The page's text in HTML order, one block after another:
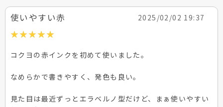
使いやすい赤 2025/02/02 19:37
コクヨの赤インクを初めて使いました。
なめらかで書きやすく、発色も良い。
見た目は最近ずっとエラベルノ型だけど、まぁ使いやすい